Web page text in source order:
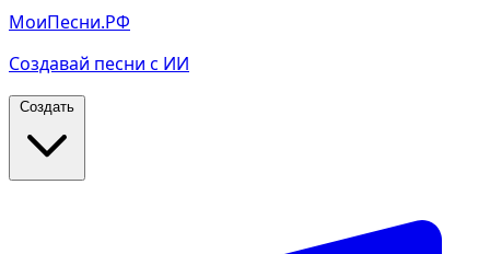
МоиПесни.РФ
Создавай песни с ИИ
Создать